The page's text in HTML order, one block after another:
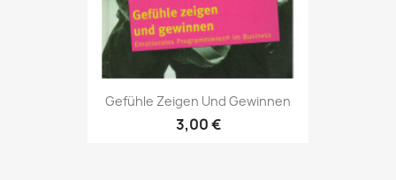
Gefühle Zeigen Und Gewinnen
3,00 €